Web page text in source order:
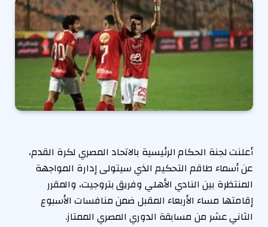
أعلنت لجنة الحكام الرئيسية بالاتحاد المصري لكرة القدم،
عن أسماء طاقم التحكيم الذي سيتولى إدارة المواجهة
المنتظرة بين النادي الأهلي وفريق بتروجيت، والمقرر
إقامتها مساء الأربعاء المقبل ضمن منافسات الأسبوع
الثاني عشر من مسابقة الدوري المصري الممتاز.